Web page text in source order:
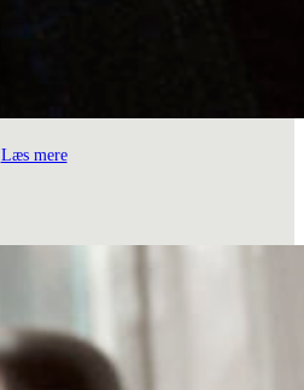
Læs mere